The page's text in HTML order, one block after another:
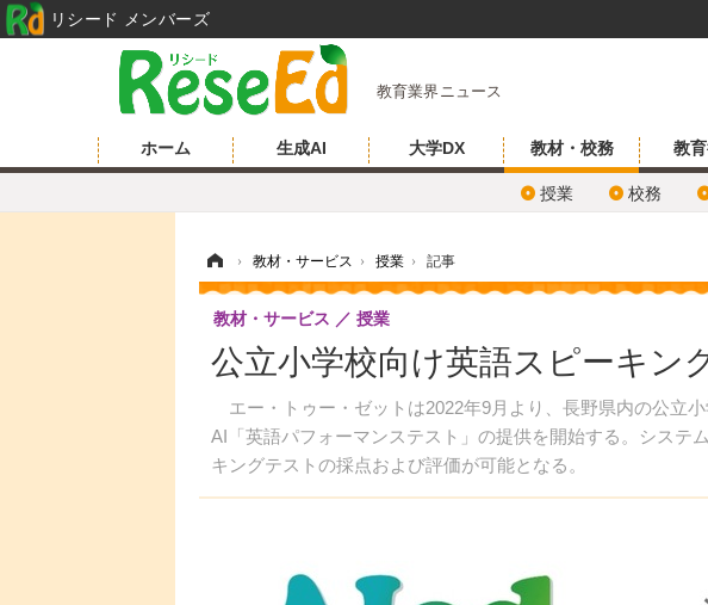
教育業界ニュース
ホーム 生成AI 大学DX 教材・校務
授業 校務
教
› 教材・サービス › 授業 › 記事
公立小学校向け英語スピーキン
エー・トゥー・ゼットは2022年9月より、長野県内の公立
AI「英語パフォーマンステスト」の提供を開始する。システ
キングテストの採点および評価が可能となる。
教材・サービス 授業
リシード メンバーズ